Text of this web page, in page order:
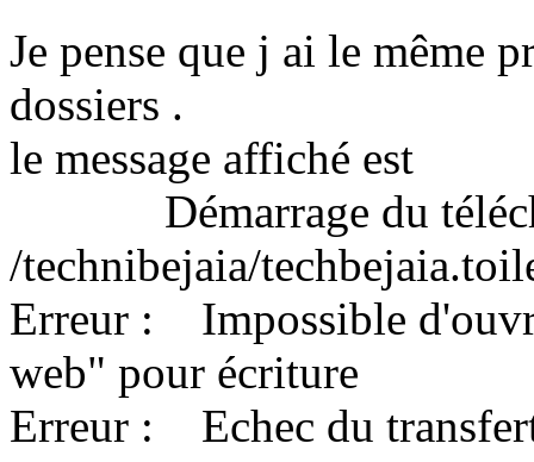
Je pense que j ai le même
dossiers .
le message affiché est
Démarrage du
/technibejaia/
Erreur : Impossible
web" pour écriture
Erreur : Echec du